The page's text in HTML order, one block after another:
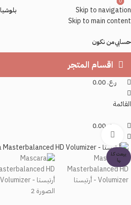
Skip to navigation
Skip to main content
حسابيمن نكون
اقسام المتجر
ر.ع.
القائمة
ر.ع.
بيعت كل
ها